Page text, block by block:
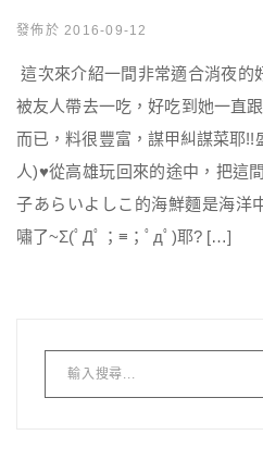
發佈於 2016-09-12
這次來介紹一間非常適合消夜的
被友人帶去一吃，好吃到她一直
而已，料很豐富，謀甲糾謀菜耶
人)♥從高雄玩回來的途中，把這
子あらいよしこ的海鮮麵是海洋
嘯了~Σ(ﾟДﾟ；≡；ﾟдﾟ)耶? […]